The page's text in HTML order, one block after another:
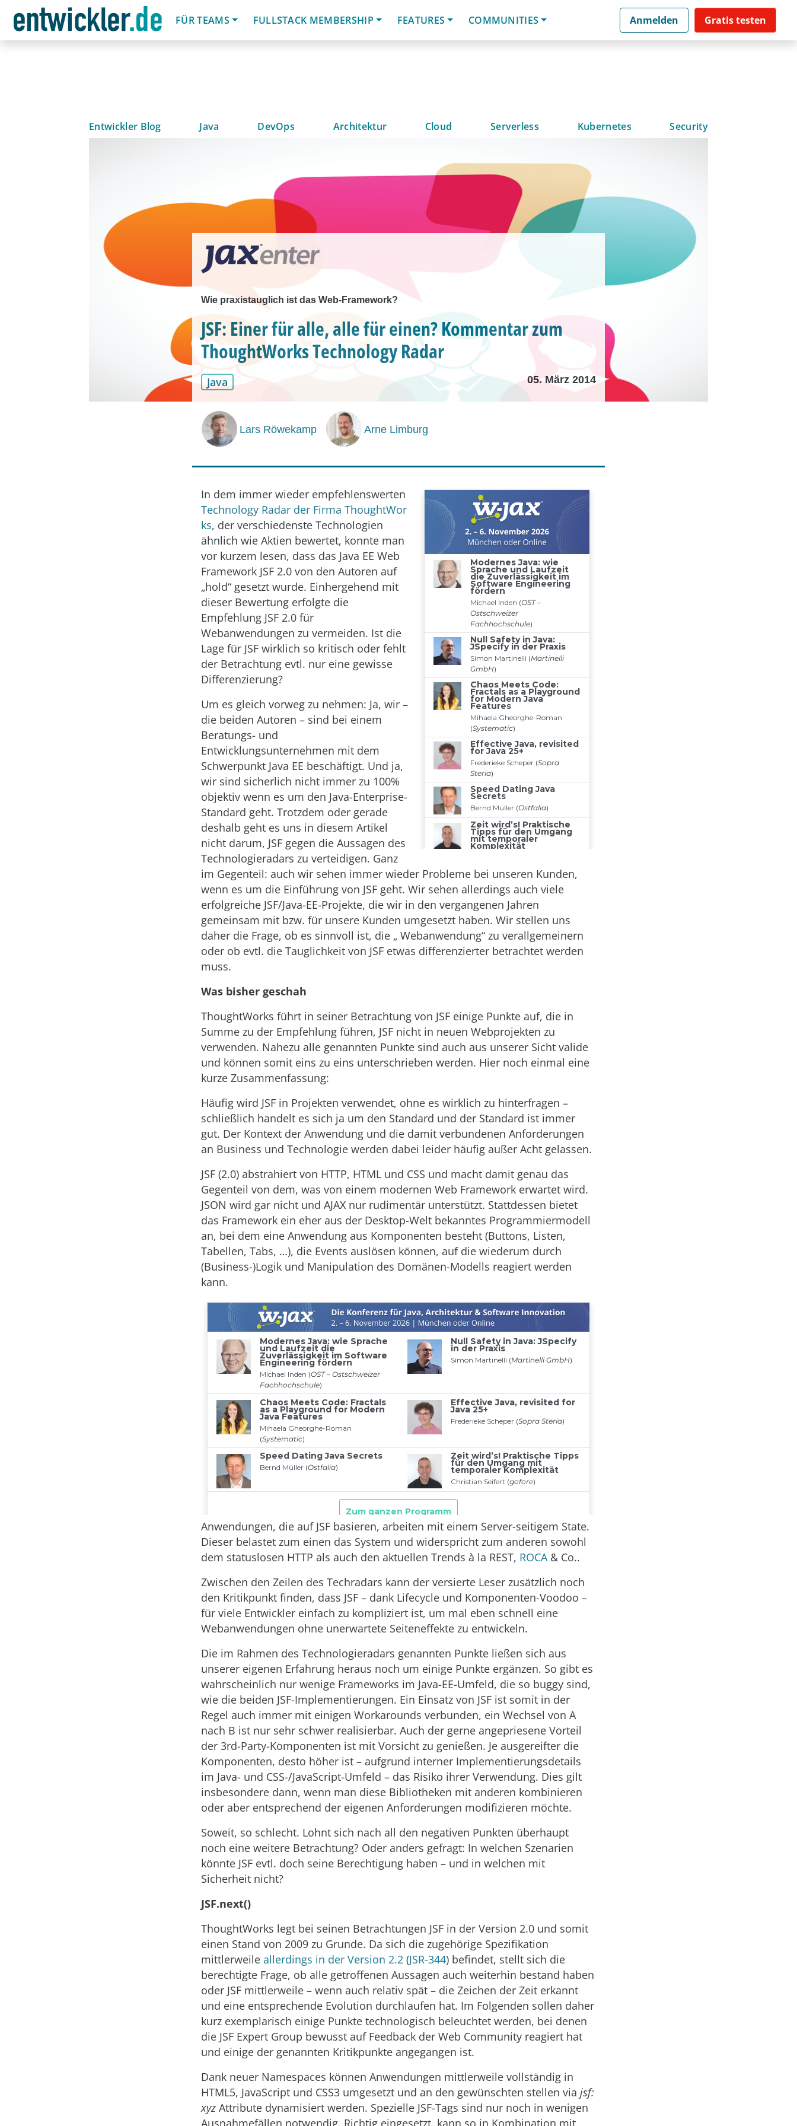
FÜR TEAMS
FULLSTACK MEMBERSHIP FEATURES COMMUNITIES Anmelden Gratis testen
Entwickler Blog Java DevOps Architektur Cloud Serverless Kubernetes Security
Wie praxistauglich ist das Web-Framework?
JSF: Einer für alle, alle für einen? Kommentar zum
ThoughtWorks Technology Radar
Java 05. März 2014
Lars Röwekamp Arne Limburg
In dem immer wieder empfehlenswerten
Technology Radar der Firma ThoughtWor
ks, der verschiedenste Technologien
ähnlich wie Aktien bewertet, konnte man
vor kurzem lesen, dass das Java EE Web
Framework JSF 2.0 von den Autoren auf
„hold“ gesetzt wurde. Einhergehend mit
dieser Bewertung erfolgte die
Empfehlung JSF 2.0 für
Webanwendungen zu vermeiden. Ist die
Lage für JSF wirklich so kritisch oder fehlt
der Betrachtung evtl. nur eine gewisse
Differenzierung?
Um es gleich vorweg zu nehmen: Ja, wir –
die beiden Autoren – sind bei einem
Beratungs- und
Entwicklungsunternehmen mit dem
Schwerpunkt Java EE beschäftigt. Und ja,
wir sind sicherlich nicht immer zu 100%
objektiv wenn es um den Java-Enterprise-
Standard geht. Trotzdem oder gerade
deshalb geht es uns in diesem Artikel
nicht darum, JSF gegen die Aussagen des
Technologieradars zu verteidigen. Ganz
im Gegenteil: auch wir sehen immer wieder Probleme bei unseren Kunden,
wenn es um die Einführung von JSF geht. Wir sehen allerdings auch viele
erfolgreiche JSF/Java-EE-Projekte, die wir in den vergangenen Jahren
gemeinsam mit bzw. für unsere Kunden umgesetzt haben. Wir stellen uns
daher die Frage, ob es sinnvoll ist, die „ Webanwendung“ zu verallgemeinern
oder ob evtl. die Tauglichkeit von JSF etwas differenzierter betrachtet werden
muss.
Was bisher geschah
ThoughtWorks führt in seiner Betrachtung von JSF einige Punkte auf, die in
Summe zu der Empfehlung führen, JSF nicht in neuen Webprojekten zu
verwenden. Nahezu alle genannten Punkte sind auch aus unserer Sicht valide
und können somit eins zu eins unterschrieben werden. Hier noch einmal eine
kurze Zusammenfassung:
Häufig wird JSF in Projekten verwendet, ohne es wirklich zu hinterfragen –
schließlich handelt es sich ja um den Standard und der Standard ist immer
gut. Der Kontext der Anwendung und die damit verbundenen Anforderungen
an Business und Technologie werden dabei leider häufig außer Acht gelassen.
JSF (2.0) abstrahiert von HTTP, HTML und CSS und macht damit genau das
Gegenteil von dem, was von einem modernen Web Framework erwartet wird.
JSON wird gar nicht und AJAX nur rudimentär unterstützt. Stattdessen bietet
das Framework ein eher aus der Desktop-Welt bekanntes Programmiermodell
an, bei dem eine Anwendung aus Komponenten besteht (Buttons, Listen,
Tabellen, Tabs, …), die Events auslösen können, auf die wiederum durch
(Business-)Logik und Manipulation des Domänen-Modells reagiert werden
kann.
Anwendungen, die auf JSF basieren, arbeiten mit einem Server-seitigem State.
Dieser belastet zum einen das System und widerspricht zum anderen sowohl
dem statuslosen HTTP als auch den aktuellen Trends à la REST, ROCA& Co..
Zwischen den Zeilen des Techradars kann der versierte Leser zusätzlich noch
den Kritikpunkt finden, dass JSF – dank Lifecycle und Komponenten-Voodoo –
für viele Entwickler einfach zu kompliziert ist, um mal eben schnell eine
Webanwendungen ohne unerwartete Seiteneffekte zu entwickeln.
Die im Rahmen des Technologieradars genannten Punkte ließen sich aus
unserer eigenen Erfahrung heraus noch um einige Punkte ergänzen. So gibt es
wahrscheinlich nur wenige Frameworks im Java-EE-Umfeld, die so buggy sind,
wie die beiden JSF-Implementierungen. Ein Einsatz von JSF ist somit in der
Regel auch immer mit einigen Workarounds verbunden, ein Wechsel von A
nach B ist nur sehr schwer realisierbar. Auch der gerne angepriesene Vorteil
der 3rd-Party-Komponenten ist mit Vorsicht zu genießen. Je ausgereifter die
Komponenten, desto höher ist – aufgrund interner Implementierungsdetails
im Java- und CSS-/JavaScript-Umfeld – das Risiko ihrer Verwendung. Dies gilt
insbesondere dann, wenn man diese Bibliotheken mit anderen kombinieren
oder aber entsprechend der eigenen Anforderungen modifizieren möchte.
Soweit, so schlecht. Lohnt sich nach all den negativen Punkten überhaupt
noch eine weitere Betrachtung? Oder anders gefragt: In welchen Szenarien
könnte JSF evtl. doch seine Berechtigung haben – und in welchen mit
Sicherheit nicht?
JSF.next()
ThoughtWorks legt bei seinen Betrachtungen JSF in der Version 2.0 und somit
einen Stand von 2009 zu Grunde. Da sich die zugehörige Spezifikation
mittlerweile allerdings in der Version 2.2 (JSR-344) befindet, stellt sich die
berechtigte Frage, ob alle getroffenen Aussagen auch weiterhin bestand haben
oder JSF mittlerweile – wenn auch relativ spät – die Zeichen der Zeit erkannt
und eine entsprechende Evolution durchlaufen hat. Im Folgenden sollen daher
kurz exemplarisch einige Punkte technologisch beleuchtet werden, bei denen
die JSF Expert Group bewusst auf Feedback der Web Community reagiert hat
und einige der genannten Kritikpunkte angegangen ist.
Dank neuer Namespaces können Anwendungen mittlerweile vollständig in
HTML5, JavaScript und CSS3 umgesetzt und an den gewünschten stellen via jsf:
xyz Attribute dynamisiert werden. Spezielle JSF-Tags sind nur noch in wenigen
Ausnahmefällen notwendig. Richtig eingesetzt, kann so in Kombination mit